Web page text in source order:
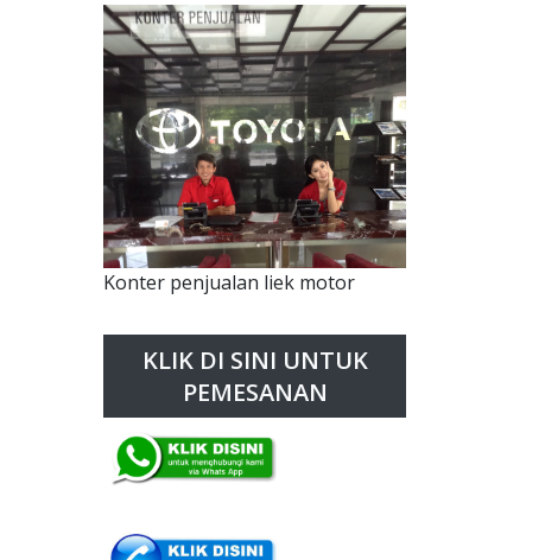
Konter penjualan liek motor
KLIK DI SINI UNTUK
PEMESANAN